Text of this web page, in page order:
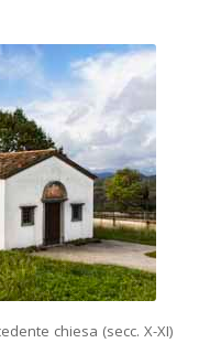
chiesa (secc. X-XI)